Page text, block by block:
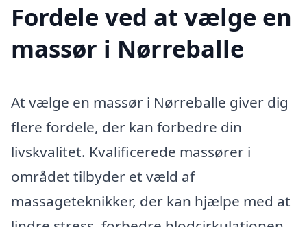
Fordele ved at vælge en
massør i Nørreballe
At vælge en massør i Nørreballe giver dig
flere fordele, der kan forbedre din
livskvalitet. Kvalificerede massører i
området tilbyder et væld af
massageteknikker, der kan hjælpe med at